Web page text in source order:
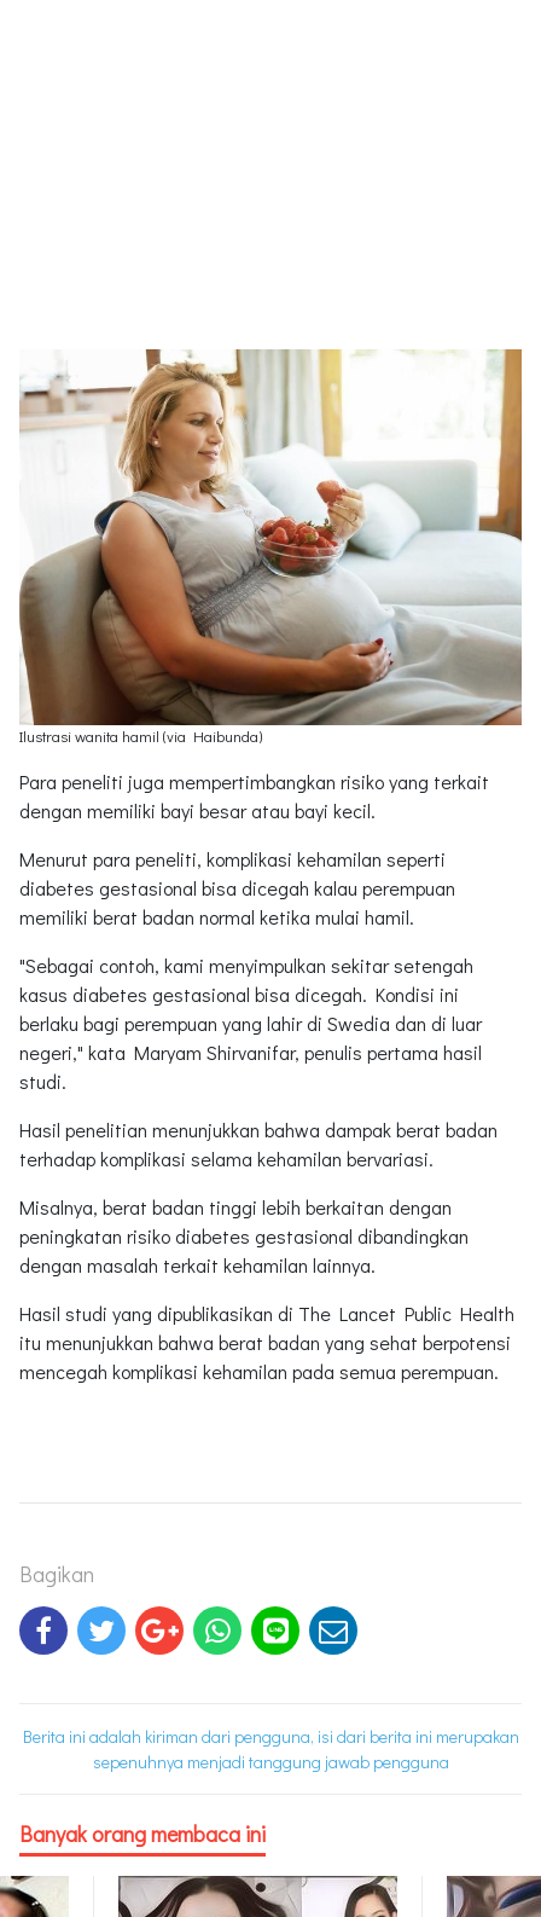
Ilustrasi wanita hamil (via Haibunda)
Para peneliti juga mempertimbangkan risiko yang terkait
dengan memiliki bayi besar atau bayi kecil.
Menurut para peneliti, komplikasi kehamilan seperti
diabetes gestasional bisa dicegah kalau perempuan
memiliki berat badan normal ketika mulai hamil.
"Sebagai contoh, kami menyimpulkan sekitar setengah
kasus diabetes gestasional bisa dicegah. Kondisi ini
berlaku bagi perempuan yang lahir di Swedia dan di luar
negeri," kata Maryam Shirvanifar, penulis pertama hasil
studi.
Hasil penelitian menunjukkan bahwa dampak berat badan
terhadap komplikasi selama kehamilan bervariasi.
Misalnya, berat badan tinggi lebih berkaitan dengan
peningkatan risiko diabetes gestasional dibandingkan
dengan masalah terkait kehamilan lainnya.
Hasil studi yang dipublikasikan di The Lancet Public Health
itu menunjukkan bahwa berat badan yang sehat berpotensi
mencegah komplikasi kehamilan pada semua perempuan.
Bagikan
Berita ini adalah kiriman dari pengguna, isi dari berita ini merupakan
sepenuhnya menjadi tanggung jawab pengguna
Banyak orang membaca ini